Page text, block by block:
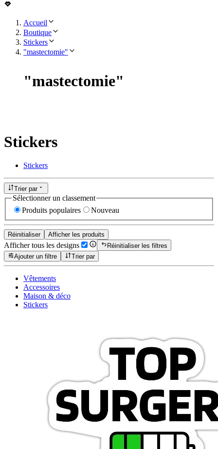
Accueil
Boutique
Stickers
"mastectomie"
"mastectomie"
Stickers
Stickers
Trier par
Sélectionner un classement
Produits populaires
Nouveau
Réinitialiser Afficher les produits
Afficher tous les designs
Réinitialiser les filtres
Ajouter un filtre
Trier par
Vêtements
Accessoires
Maison & déco
Stickers